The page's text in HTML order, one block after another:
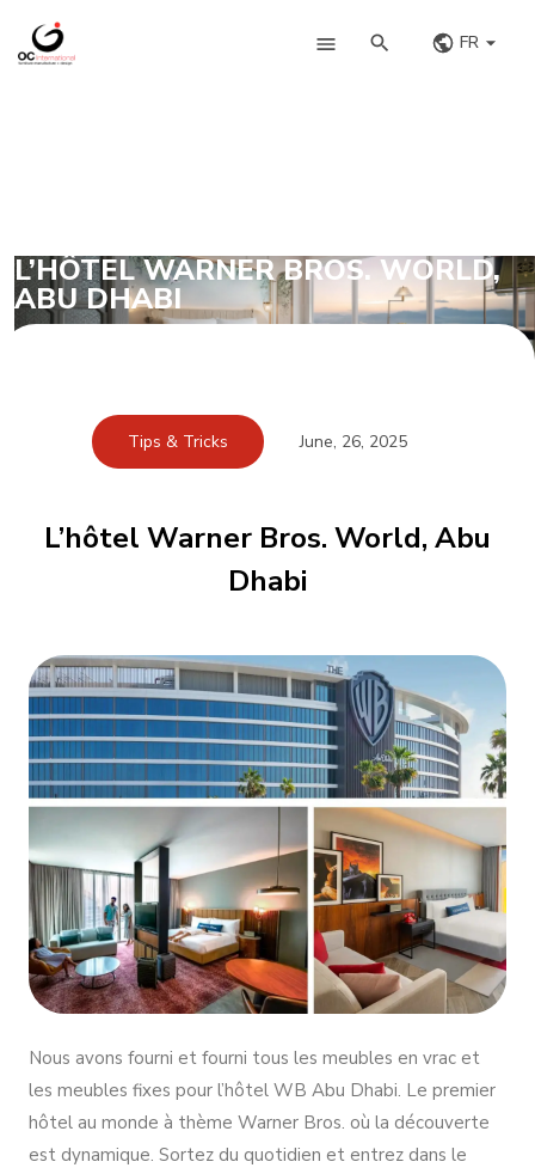
FR
L’HÔTEL WARNER BROS. WORLD,
ABU DHABI
Tips & Tricks June, 26, 2025
L’hôtel Warner Bros. World, Abu
Dhabi
Nous avons fourni et fourni tous les meubles en vrac et
les meubles fixes pour l’hôtel WB Abu Dhabi. Le premier
hôtel au monde à thème Warner Bros. où la découverte
est dynamique. Sortez du quotidien et entrez dans le